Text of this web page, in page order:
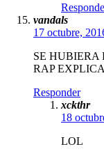
vandals
17 octubre,
SE HUBIERA
RAP
Responder
xckthr
18
LOL